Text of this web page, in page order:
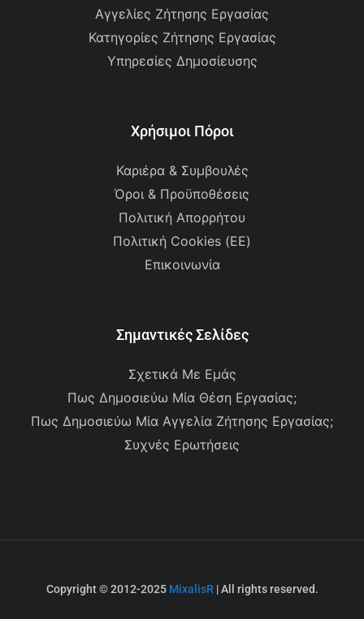
Αγγελίες Ζήτησης Εργασίας
Κατηγορίες Ζήτησης Εργασίας
Υπηρεσίες Δημοσίευσης
Χρήσιμοι Πόροι
Καριέρα & Συμβουλές
Όροι & Προϋποθέσεις
Πολιτική Απορρήτου
Πολιτική Cookies (ΕΕ)
Επικοινωνία
Σημαντικές Σελίδες
Σχετικά Με Εμάς
Πως Δημοσιεύω Μία Θέση Εργασίας;
Πως Δημοσιεύω Μία Αγγελία Ζήτησης Εργασίας;
Συχνές Ερωτήσεις
Copyright © 2012-2025 MixalisR | All rights reserved.